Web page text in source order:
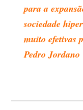
para a
sociedade
muito efetivas
Pedro Jordano